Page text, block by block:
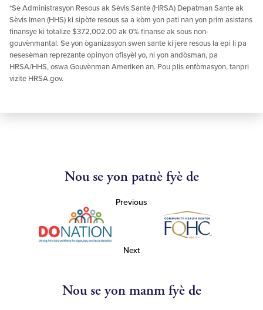
*Se Administrasyon Resous ak Sèvis Sante (HRSA) Depatman Sante ak
Sèvis Imen (HHS) ki sipòte resous sa a kòm yon pati nan yon prim asistans
finansye ki totalize $372,002.00 ak 0% finanse ak sous non-
gouvènmantal. Se yon òganizasyon swen sante ki jere resous la epi li pa
nesesèman reprezante opinyon ofisyèl yo, ni yon andòsman, pa
HRSA/HHS, oswa Gouvènman Ameriken an. Pou plis enfòmasyon, tanpri
vizite HRSA.gov.
Nou se yon patnè fyè de
Previous
Next
Nou se yon manm fyè de